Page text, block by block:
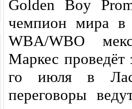
Golden Boy
чемпион мира в
WBA/WBO
Маркес проведёт
го июля в
переговоры